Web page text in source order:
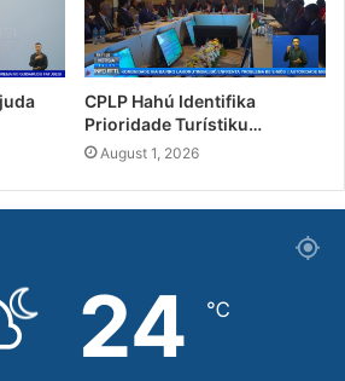
CPLP Hahú Identifika
Prioridade Turístiku…
August 1, 2026
24 ℃